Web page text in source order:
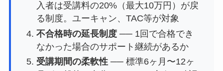
入者は受講料の20%（最大10万円）が戻
る制度。ユーキャン、TAC等が対象
不合格時の延長制度── 1回で合格でき
なかった場合のサポート継続があるか
受講期間の柔軟性── 標準6ヶ月〜12ヶ